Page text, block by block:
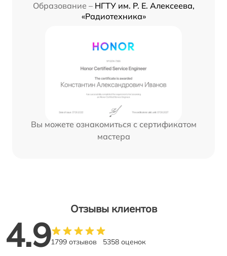
Образование – НГТУ им. Р. Е. Алексеева,
«Радиотехника»
Вы можете ознакомиться с сертификатом
мастера
Отзывы клиентов
4.91799 отзывов 5358 оценок